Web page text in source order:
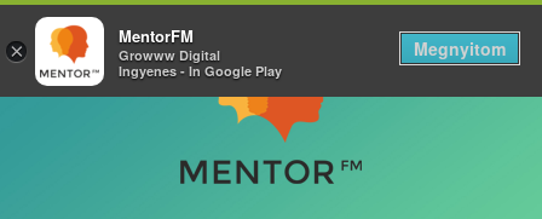
×
MentorFM
Growww Digital
Ingyenes - In Google Play
Megnyitom